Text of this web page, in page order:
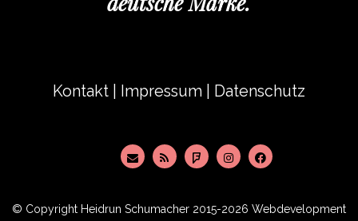
Kontakt Impressum Datenschutz
© Copyright Heidrun Schumacher 2015-2026 Webdevelopment